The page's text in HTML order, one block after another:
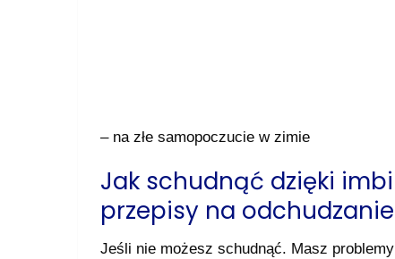
– na złe samopoczucie w zimie
Jak schudnąć dzięki
przepisy na
Jeśli nie możesz schudnąć. Masz